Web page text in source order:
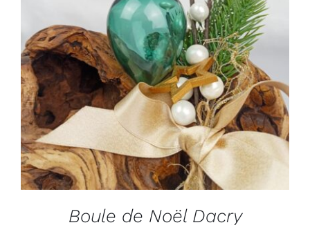
ADD TO CART
/
DÉTAILS
Boule de Noël Dacry